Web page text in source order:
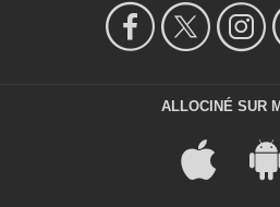
ALLOCINÉ SUR